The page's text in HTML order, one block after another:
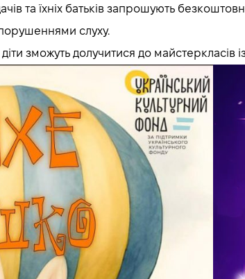
та їхніх батьків запрошують
порушеннями слуху.
зможуть долучитися до майстеркласів